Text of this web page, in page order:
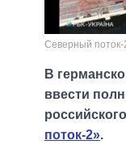
Северный поток-
В
ввести
поток-2».